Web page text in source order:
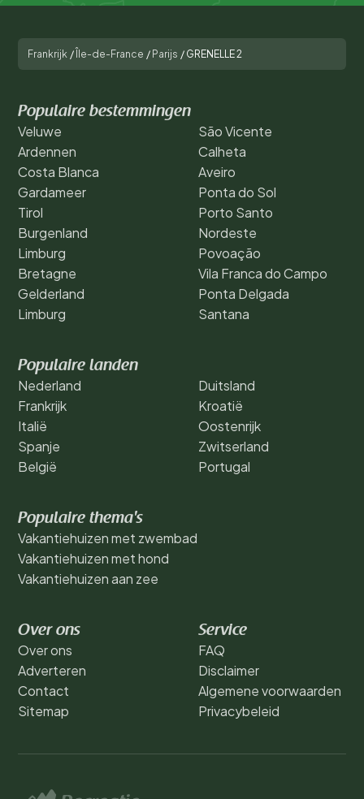
Frankrijk / Île-de-France / Parijs / GRENELLE 2
Populaire bestemmingen
Veluwe
Ardennen
Costa Blanca
Gardameer
Tirol
Burgenland
Limburg
Bretagne
Gelderland
Limburg
São Vicente
Calheta
Aveiro
Ponta do Sol
Porto Santo
Nordeste
Povoação
Vila Franca do Campo
Ponta Delgada
Santana
Populaire landen
Nederland
Frankrijk
Italië
Spanje
België
Duitsland
Kroatië
Oostenrijk
Zwitserland
Portugal
Populaire thema's
Vakantiehuizen met zwembad
Vakantiehuizen met hond
Vakantiehuizen aan zee
Over ons
Over ons
Adverteren
Contact
Sitemap
Service
FAQ
Disclaimer
Algemene voorwaarden
Privacybeleid